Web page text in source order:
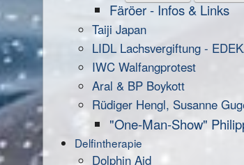
Färöer - Infos & Links
Taiji Japan
LIDL Lachsvergiftung -
IWC Walfangprotest
Aral & BP Boykott
Rüdiger Hengl, Susanne
"One-Man-Show"
Delfintherapie
Dolphin Aid